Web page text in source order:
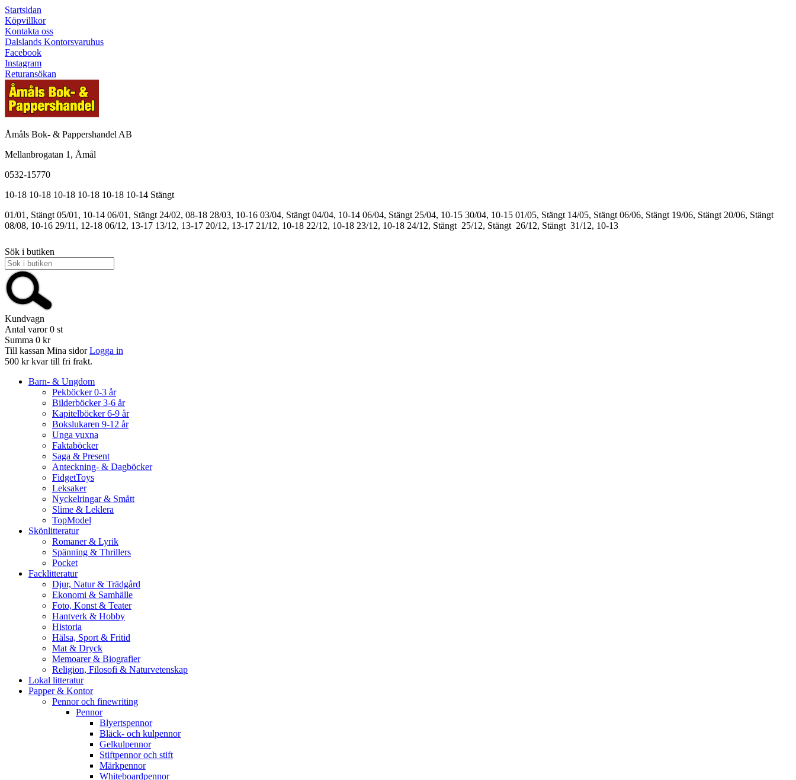
Startsidan
Köpvillkor
Kontakta oss
Dalslands Kontorsvaruhus
Facebook
Instagram
Returansökan
Åmåls Bok- & Pappershandel AB
Mellanbrogatan 1, Åmål
0532-15770
10-18 10-18 10-18 10-18 10-18 10-14 Stängt
01/01, Stängt 05/01, 10-14 06/01, Stängt 24/02, 08-18 28/03, 10-16 03/04, Stängt 04/04, 10-14 06/04, Stängt 25/04, 10-15 30/04, 10-15 01/05, Stängt 14/05, Stängt 06/06, Stängt 19/06, Stängt 20/06, Stängt
08/08, 10-16 29/11, 12-18 06/12, 13-17 13/12, 13-17 20/12, 13-17 21/12, 10-18 22/12, 10-18 23/12, 10-18 24/12, Stängt 25/12, Stängt 26/12, Stängt 31/12, 10-13
Sök i butiken
Kundvagn
Antal varor 0 st
Summa 0 kr
Till kassan Mina sidor Logga in
500 kr kvar till fri frakt.
Barn- & Ungdom
Pekböcker 0-3 år
Bilderböcker 3-6 år
Kapitelböcker 6-9 år
Bokslukaren 9-12 år
Unga vuxna
Faktaböcker
Saga & Present
Anteckning- & Dagböcker
FidgetToys
Leksaker
Nyckelringar & Smått
Slime & Leklera
TopModel
Skönlitteratur
Romaner & Lyrik
Spänning & Thrillers
Pocket
Facklitteratur
Djur, Natur & Trädgård
Ekonomi & Samhälle
Foto, Konst & Teater
Hantverk & Hobby
Historia
Hälsa, Sport & Fritid
Mat & Dryck
Memoarer & Biografier
Religion, Filosofi & Naturvetenskap
Lokal litteratur
Papper & Kontor
Pennor och finewriting
Pennor
Blyertspennor
Bläck- och kulpennor
Gelkulpennor
Stiftpennor och stift
Märkpennor
Whiteboardpennor